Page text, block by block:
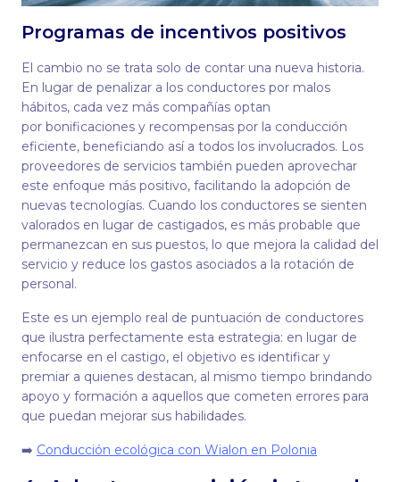
Programas de incentivos positivos
El cambio no se trata solo de contar una nueva historia.
En lugar de penalizar a los conductores por malos
hábitos, cada vez más compañías optan
por bonificaciones y recompensas por la conducción
eficiente, beneficiando así a todos los involucrados. Los
proveedores de servicios también pueden aprovechar
este enfoque más positivo, facilitando la adopción de
nuevas tecnologías. Cuando los conductores se sienten
valorados en lugar de castigados, es más probable que
permanezcan en sus puestos, lo que mejora la calidad del
servicio y reduce los gastos asociados a la rotación de
personal.
Este es un ejemplo real de puntuación de conductores
que ilustra perfectamente esta estrategia: en lugar de
enfocarse en el castigo, el objetivo es identificar y
premiar a quienes destacan, al mismo tiempo brindando
apoyo y formación a aquellos que cometen errores para
que puedan mejorar sus habilidades.
➡️ Conducción ecológica con Wialon en Polonia